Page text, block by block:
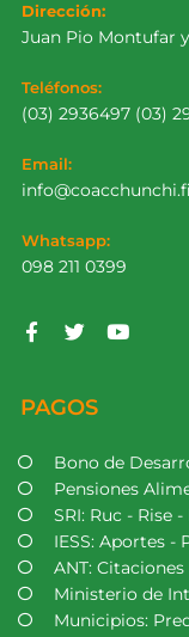
Dirección:
Juan Pio Montufar
Teléfonos:
(03) 2936497 (03)
Email:
Whatsapp:
098 211 0399
PAGOS
Bono de
Pensiones
SRI: Ruc - Rise
IESS: Aportes
ANT:
Ministerio de
Municipios: